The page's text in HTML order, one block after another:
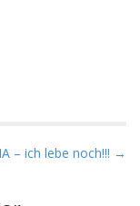
– ich lebe noch!!! →